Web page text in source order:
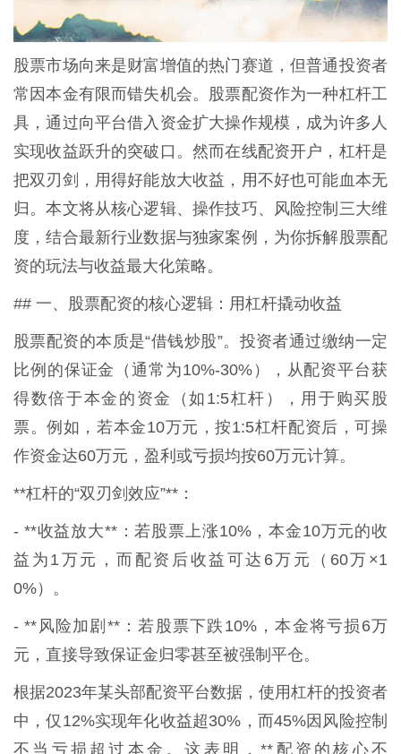
股票市场向来是财富增值的热门赛道，但普通投资者
常因本金有限而错失机会。股票配资作为一种杠杆工
具，通过向平台借入资金扩大操作规模，成为许多人
实现收益跃升的突破口。然而在线配资开户，杠杆是
把双刃剑，用得好能放大收益，用不好也可能血本无
归。本文将从核心逻辑、操作技巧、风险控制三大维
度，结合最新行业数据与独家案例，为你拆解股票配
资的玩法与收益最大化策略。
## 一、股票配资的核心逻辑：用杠杆撬动收益
股票配资的本质是“借钱炒股”。投资者通过缴纳一定
比例的保证金（通常为10%-30%），从配资平台获
得数倍于本金的资金（如1:5杠杆），用于购买股
票。例如，若本金10万元，按1:5杠杆配资后，可操
作资金达60万元，盈利或亏损均按60万元计算。
**杠杆的“双刃剑效应”**：
- **收益放大**：若股票上涨10%，本金10万元的收
益为1万元，而配资后收益可达6万元（60万×1
0%）。
- **风险加剧**：若股票下跌10%，本金将亏损6万
元，直接导致保证金归零甚至被强制平仓。
根据2023年某头部配资平台数据，使用杠杆的投资者
中，仅12%实现年化收益超30%，而45%因风险控制
不当亏损超过本金。这表明，**配资的核心不